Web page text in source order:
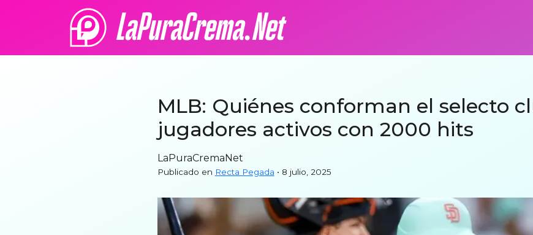
MLB: Quiénes conforman el selecto
jugadores activos con 2000 hits
LaPuraCremaNet
Publicado en Recta Pegada • 8 julio, 2025